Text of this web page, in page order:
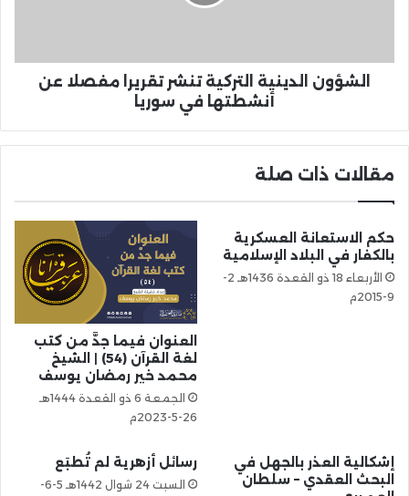
الشؤون الدينية التركية تنشر تقريرا مفصلا عن
أنشطتها في سوريا
مقالات ذات صلة
حكم الاستعانة العسكرية
بالكفار في البلاد الإسلامية
الأربعاء 18 ذو القعدة 1436هـ 2-
9-2015م
العنوان فيما جدَّ من كتب
لغة القرآن (54) | الشيخ
محمد خير رمضان يوسف
الجمعة 6 ذو القعدة 1444هـ
26-5-2023م
إشكالية العذر بالجهل في
البحث العقدي – سلطان
رسائل أزهرية لم تُطبَع
السبت 24 شوال 1442هـ 5-6-